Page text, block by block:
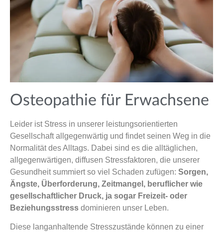
Osteopathie für Erwachsene
Leider ist Stress in unserer leistungsorientierten
Gesellschaft allgegenwärtig und findet seinen Weg in die
Normalität des Alltags. Dabei sind es die alltäglichen,
allgegenwärtigen, diffusen Stressfaktoren, die unserer
Gesundheit summiert so viel Schaden zufügen: Sorgen,
Ängste, Überforderung, Zeitmangel, beruflicher wie
gesellschaftlicher Druck, ja sogar Freizeit- oder
Beziehungsstress dominieren unser Leben.
Diese langanhaltende Stresszustände können zu einer